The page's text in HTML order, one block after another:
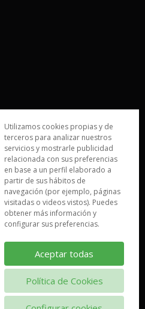
y se aplican la
de Privacidad
Enviar
Utilizamos cookies propias y de
terceros para analizar nuestros
servicios y mostrarle publicidad
relacionada con sus preferencias
en base a un perfil elaborado a
partir de sus hábitos de
navegación (por ejemplo, páginas
visitadas o videos vistos). Puedes
obtener más información y
configurar sus preferencias.
Aceptar todas
Política de Cookies